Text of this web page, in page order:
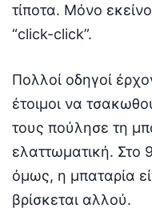
τίποτα. Μόνο
“click-click”.
Πολλοί οδηγοί
έτοιμοι να
τους πούλησε τη
ελαττωματική. Στο
όμως, η μπαταρία
βρίσκεται αλλού.